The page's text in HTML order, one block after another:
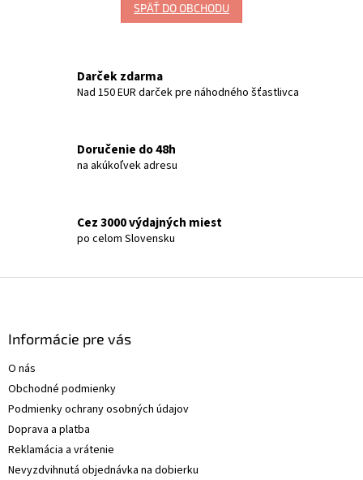
SPÄŤ DO OBCHODU
Darček zdarma
Nad 150 EUR darček pre náhodného šťastlivca
Doručenie do 48h
na akúkoľvek adresu
Cez 3000 výdajných miest
po celom Slovensku
Informácie pre vás
O nás
Obchodné podmienky
Podmienky ochrany osobných údajov
Doprava a platba
Reklamácia a vrátenie
Nevyzdvihnutá objednávka na dobierku